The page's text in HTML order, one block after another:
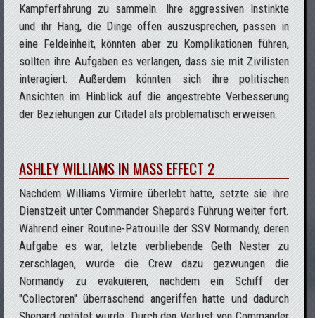
Kampferfahrung zu sammeln. Ihre aggressiven Instinkte
und ihr Hang, die Dinge offen auszusprechen, passen in
eine Feldeinheit, könnten aber zu Komplikationen führen,
sollten ihre Aufgaben es verlangen, dass sie mit Zivilisten
interagiert. Außerdem könnten sich ihre politischen
Ansichten im Hinblick auf die angestrebte Verbesserung
der Beziehungen zur Citadel als problematisch erweisen.
ASHLEY WILLIAMS IN MASS EFFECT 2
Nachdem Williams Virmire überlebt hatte, setzte sie ihre
Dienstzeit unter Commander Shepards Führung weiter fort.
Während einer Routine-Patrouille der SSV Normandy, deren
Aufgabe es war, letzte verbliebende Geth Nester zu
zerschlagen, wurde die Crew dazu gezwungen die
Normandy zu evakuieren, nachdem ein Schiff der
"Collectoren" überraschend angeriffen hatte und dadurch